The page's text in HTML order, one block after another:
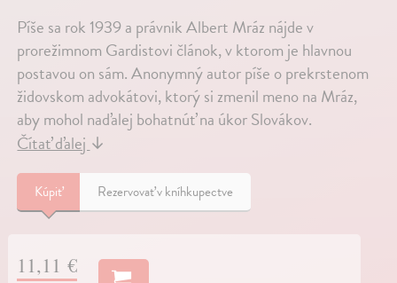
Píše sa rok 1939 a právnik Albert Mráz nájde v
prorežimnom Gardistovi článok, v ktorom je hlavnou
postavou on sám. Anonymný autor píše o prekrstenom
židovskom advokátovi, ktorý si zmenil meno na Mráz,
aby mohol naďalej bohatnúť na úkor Slovákov.
Čítať ďalej↓
Kúpiť Rezervovať v kníhkupectve
11,11 €